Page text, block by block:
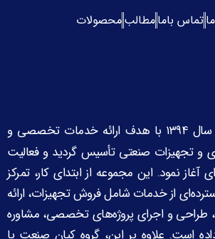
تماس بامامطالبمحصولات
در سال ۱۳۹۴ با هدف ارائه خدمات تخصصی و
و تجهیزات صنعتی تأسیس گردید و فعالیت
نمود. این مجموعه از ابتدای کار، تمرکز
از خدمات شامل فروش تجهیزات، ارائه
و اجرای پروژه‌های تخصصی، مشاوره
است. علاوه بر این، گروه کیان صنعت با